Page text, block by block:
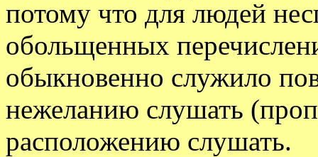
потому что для людей
обольщенных
обыкновенно служило
нежеланию слушать
расположению слушать.